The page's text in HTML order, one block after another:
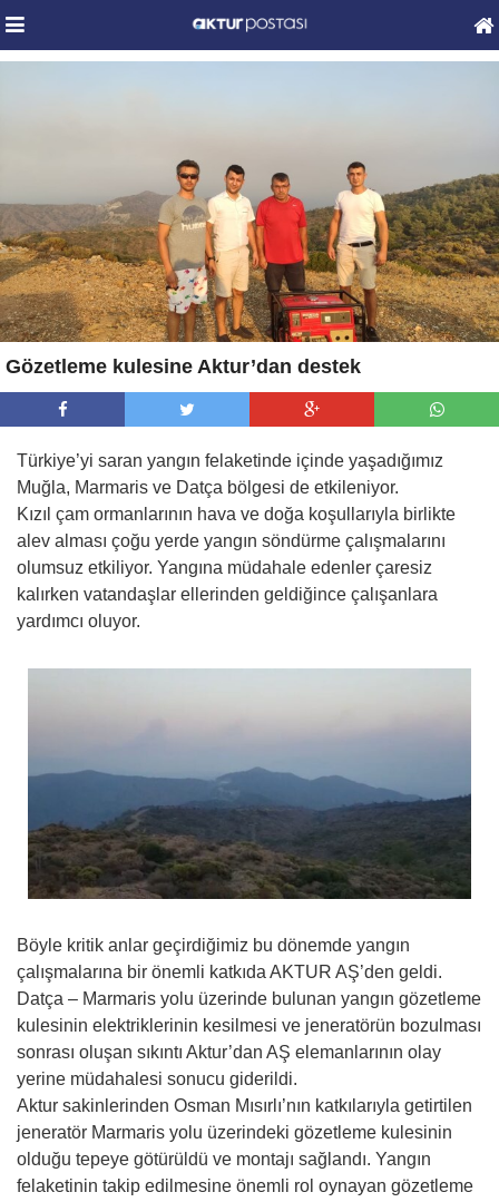
Gözetleme kulesine Aktur’dan destek
Türkiye’yi saran yangın felaketinde içinde yaşadığımız
Muğla, Marmaris ve Datça bölgesi de etkileniyor.
Kızıl çam ormanlarının hava ve doğa koşullarıyla birlikte
alev alması çoğu yerde yangın söndürme çalışmalarını
olumsuz etkiliyor. Yangına müdahale edenler çaresiz
kalırken vatandaşlar ellerinden geldiğince çalışanlara
yardımcı oluyor.
Böyle kritik anlar geçirdiğimiz bu dönemde yangın
çalışmalarına bir önemli katkıda AKTUR AŞ’den geldi.
Datça – Marmaris yolu üzerinde bulunan yangın gözetleme
kulesinin elektriklerinin kesilmesi ve jeneratörün bozulması
sonrası oluşan sıkıntı Aktur’dan AŞ elemanlarının olay
yerine müdahalesi sonucu giderildi.
Aktur sakinlerinden Osman Mısırlı’nın katkılarıyla getirtilen
jeneratör Marmaris yolu üzerindeki gözetleme kulesinin
olduğu tepeye götürüldü ve montajı sağlandı. Yangın
felaketinin takip edilmesine önemli rol oynayan gözetleme